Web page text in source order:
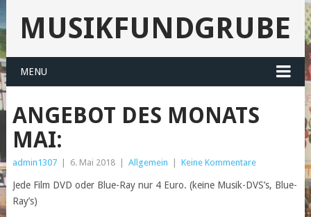
MUSIKFUNDGRUBE
MENU
ANGEBOT DES MONATS
MAI:
admin1307 6. Mai 2018 Allgemein Keine Kommentare
Jede Film DVD oder Blue-Ray nur 4 Euro. (keine Musik-DVS’s, Blue-
Ray’s)